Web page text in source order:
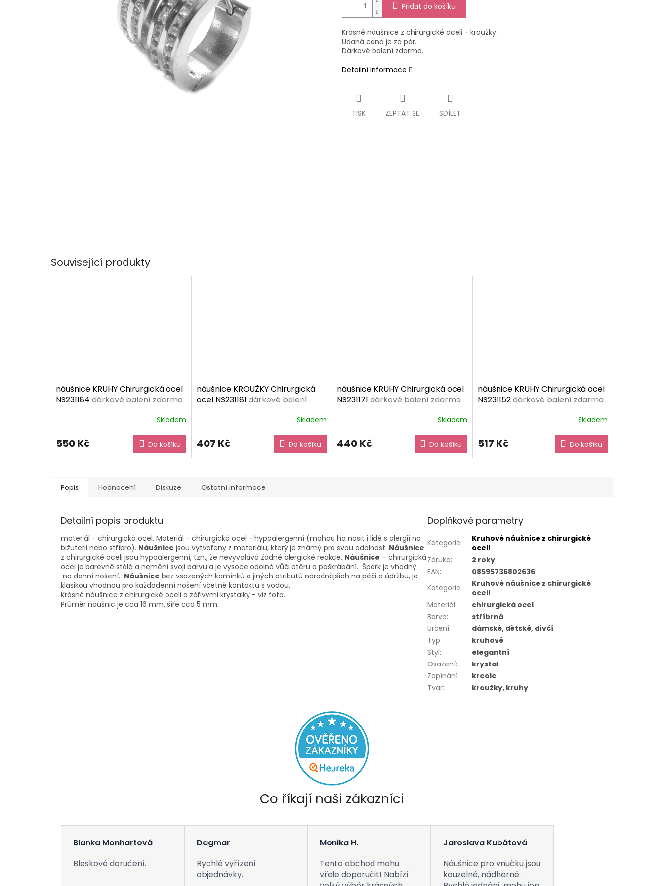
Přidat do košíku
Krásné náušnice z chirurgické oceli - kroužky.
Udaná cena je za pár.
Dárkové balení zdarma.
Detailní informace
TISK ZEPTAT SE SDÍLET
Související produkty
náušnice KRUHY Chirurgická ocel
NS231184 dárkové balení zdarma
Skladem
550 Kč Do košíku
náušnice KROUŽKY Chirurgická
ocel NS231181 dárkové balení
Skladem
407 Kč Do košíku
náušnice KRUHY Chirurgická ocel
NS231171 dárkové balení zdarma
Skladem
440 Kč Do košíku
náušnice KRUHY Chirurgická ocel
NS231152dárkové balení zdarma
Skladem
517 Kč Do košíku
Popis Hodnocení Diskuze Ostatní informace
Detailní popis produktu
materiál - chirurgická ocel. Materiál - chirurgická ocel - hypoalergenní (mohou ho nosit i lidé s alergií na
bižuterii nebo stříbro). Náušnice jsou vytvořeny z materiálu, který je známý pro svou odolnost. Náušnice
z chirurgické oceli jsou hypoalergenní, tzn., že nevyvolává žádné alergické reakce. Náušnice – chirurgická
ocel je barevně stálá a nemění svoji barvu a je vysoce odolná vůči otěru a poškrábání. Šperk je vhodný
na denní nošení. Náušnice bez vsazených kamínků a jiných atributů náročnějších na péči a údržbu, je
klasikou vhodnou pro každodenní nošení včetně kontaktu s vodou.
Krásné náušnice z chirurgické oceli a zářivými krystalky - viz foto.
Průměr náušnic je cca 16 mm, šíře cca 5 mm.
Doplňkové parametry
Kategorie:
Kruhové náušnice z chirurgické
oceli
Záruka:
2 roky
EAN:
08595736802636
Kategorie:
Kruhové náušnice z chirurgické
oceli
Materiál:
chirurgická ocel
Barva:
stříbrná
Určení:
dámské, dětské, dívčí
Typ:
kruhové
Styl:
elegantní
Osazení:
krystal
Zapínání:
kreole
Tvar: kroužky, kruhy
Co říkají naši zákazníci
Blanka Monhartová
Bleskové doručení.
Dagmar
Rychlé vyřízení
objednávky.
Monika H.
Tento obchod mohu
vřele doporučit! Nabízí
Jaroslava Kubátová
Náušnice pro vnučku jsou
kouzelné, nádherné.